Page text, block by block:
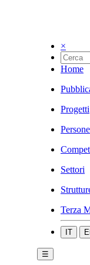
×
Home
Progetti
Persone
Settori
Terza
IT
☰